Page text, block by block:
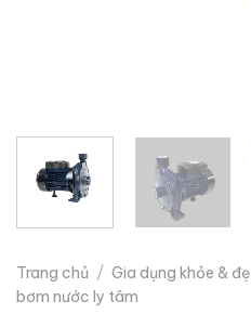
Trang chủ / Gia dụng khỏe &
bơm nước ly tâm